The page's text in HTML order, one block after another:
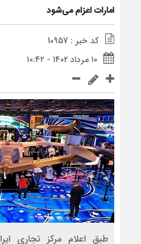
امارات اعزام می‌شود
کد خبر : 10957
۱۰ مرداد ۱۴۰۲ - ۱۰:۴۲
طبق اعلام مرکز تجاری